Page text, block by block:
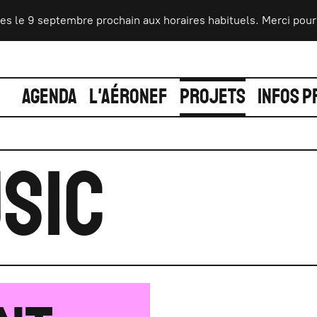
prochain aux horaires habituels. Merci pour
AGENDA L'AÉRONEF PROJETS INFOS